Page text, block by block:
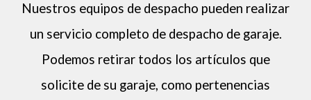
Nuestros equipos de despacho pueden realizar
un servicio completo de despacho de garaje.
Podemos retirar todos los artículos que
solicite de su garaje, como pertenencias